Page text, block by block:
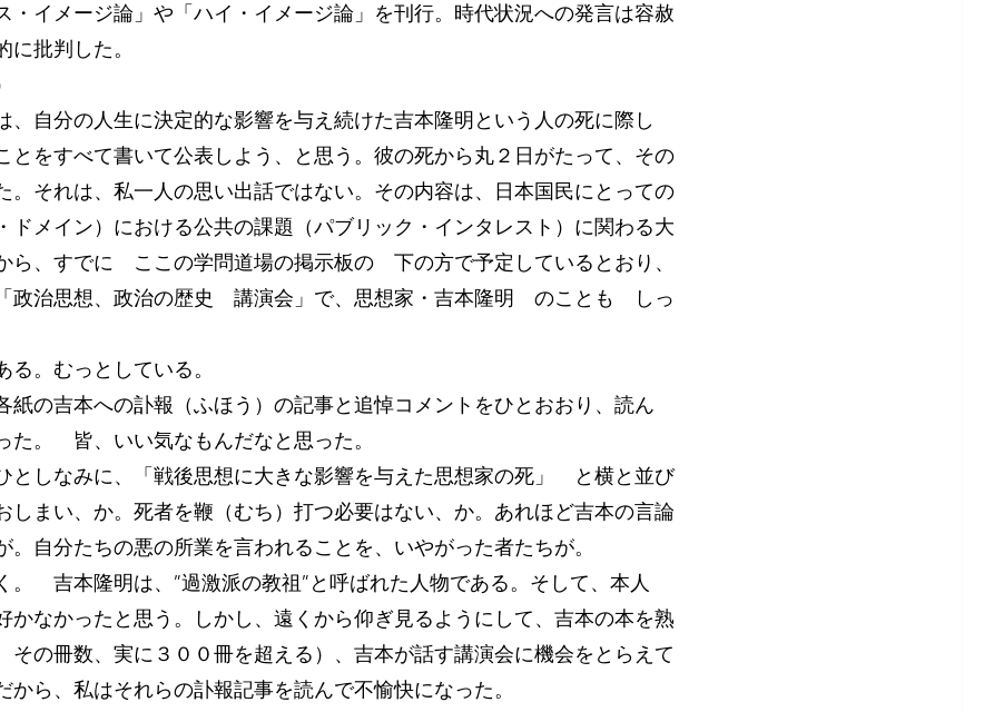
・イメージ論」や「ハイ・イメージ論」を刊行。時代状況への発言は容赦
批判した。
自分の人生に決定的な影響を与え続けた吉本隆明という人の死に際し
とをすべて書いて公表しよう、と思う。彼の死から丸２日がたって、その
。それは、私一人の思い出話ではない。その内容は、日本国民にとっての
ドメイン）における公共の課題（パブリック・インタレスト）に関わる大
ら、すでに ここの学問道場の掲示板の 下の方で予定しているとおり、
治思想、政治の歴史 講演会」で、思想家・吉本隆明 のことも しっ
。むっとしている。
紙の吉本への訃報（ふほう）の記事と追悼コメントをひとおおり、読ん
た。 皆、いい気なもんだなと思った。
としなみに、「戦後思想に大きな影響を与えた思想家の死」 と横と並び
しまい、か。死者を鞭（むち）打つ必要はない、か。あれほど吉本の言論
。自分たちの悪の所業を言われることを、いやがった者たちが。
吉本隆明は、”過激派の教祖”と呼ばれた人物である。そして、本人
かなかったと思う。しかし、遠くから仰ぎ見るようにして、吉本の本を熟
その冊数、実に３００冊を超える）、吉本が話す講演会に機会をとらえて
から、私はそれらの訃報記事を読んで不愉快になった。